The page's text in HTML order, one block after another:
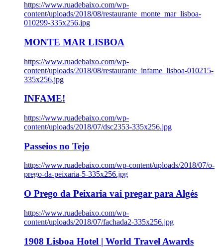
https://www.ruadebaixo.com/wp-
content/uploads/2018/08/restaurante_monte_mar_lisboa-
010299-335x256.jpg
MONTE MAR LISBOA
https://www.ruadebaixo.com/wp-
content/uploads/2018/08/restaurante_infame_lisboa-010215-
335x256.jpg
INFAME!
https://www.ruadebaixo.com/wp-
content/uploads/2018/07/dsc2353-335x256.jpg
Passeios no Tejo
https://www.ruadebaixo.com/wp-content/uploads/2018/07/o-
prego-da-peixaria-5-335x256.jpg
O Prego da Peixaria vai pregar para Algés
https://www.ruadebaixo.com/wp-
content/uploads/2018/07/fachada2-335x256.jpg
1908 Lisboa Hotel | World Travel Awards